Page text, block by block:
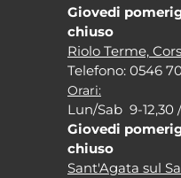
Giovedi
chiuso
Riolo Terme,
Telefono: 0546
Orari:
Lun/Sab 9-12,30 /
Giovedi
chiuso
Sant'Agata sul